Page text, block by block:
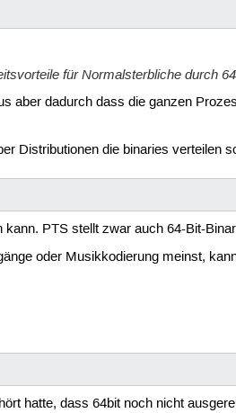
für Normalsterbliche durch
aber dadurch dass die ganzen
Distributionen die binaries verteilen
PTS stellt zwar auch 64-Bit-
oder Musikkodierung meinst,
hatte, dass 64bit noch nicht